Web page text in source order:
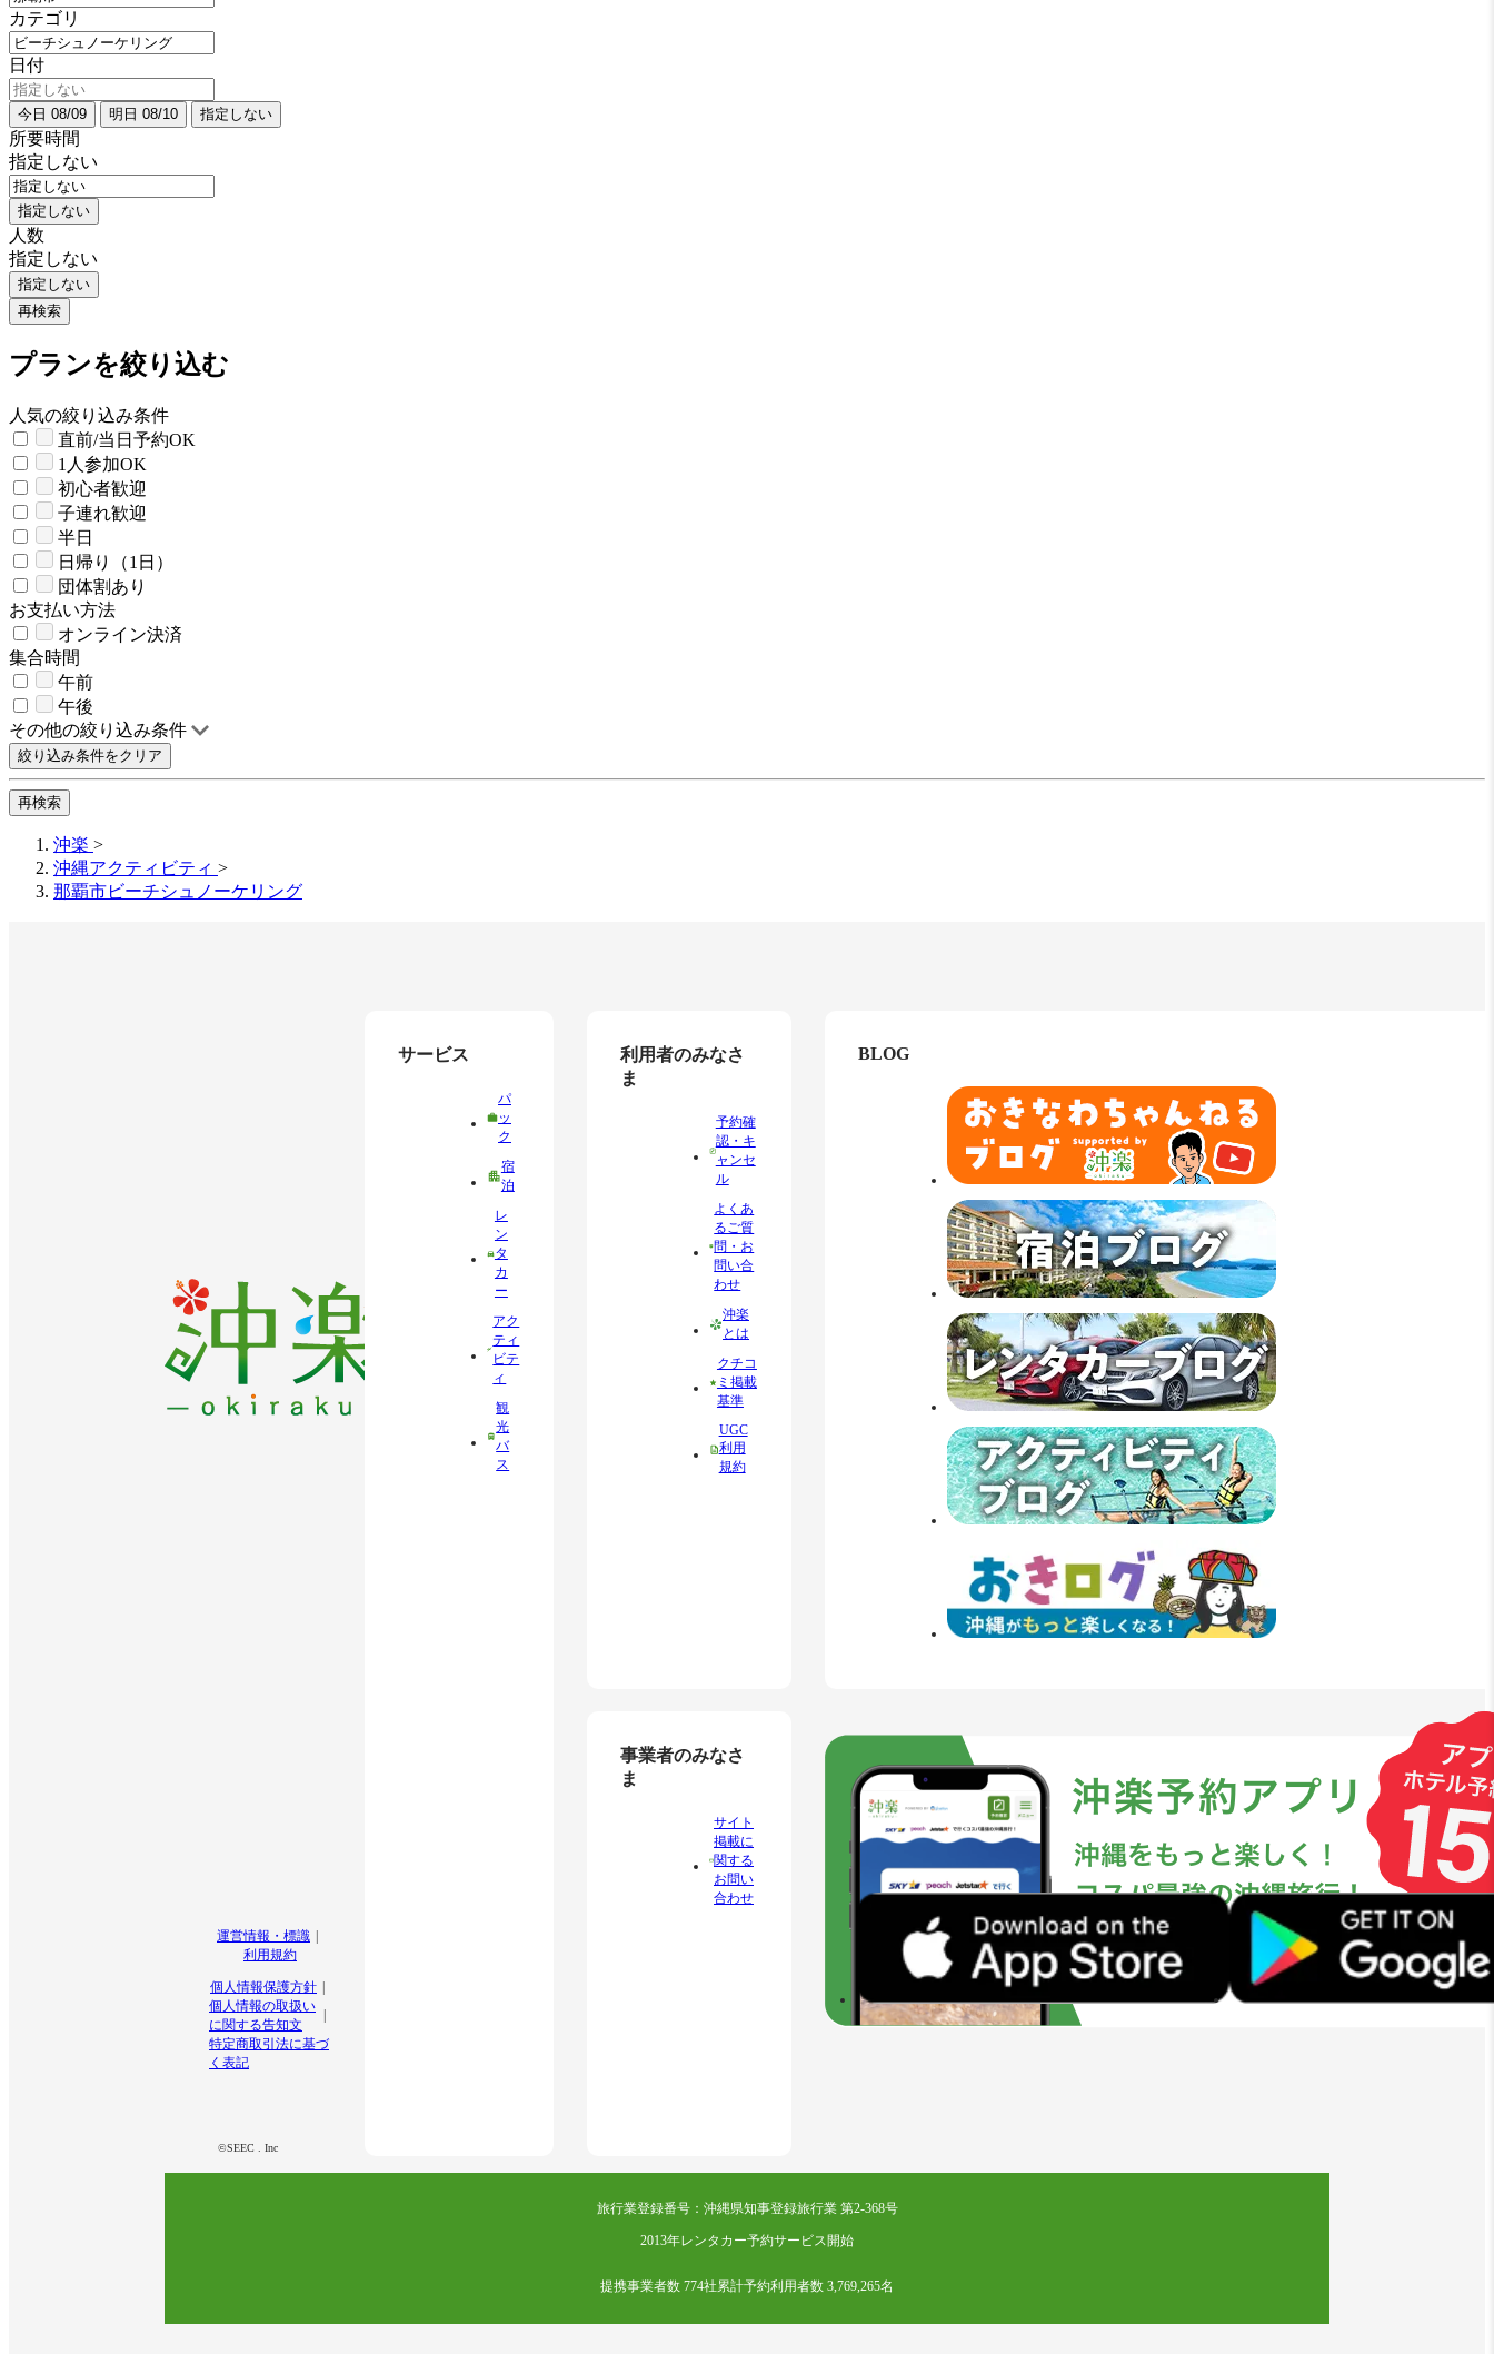
カテゴリ
日付
今日 08/09 明日 08/10 指定しない
所要時間
指定しない
指定しない
人数
指定しない
指定しない
再検索
プランを絞り込む
人気の絞り込み条件
直前/当日予約OK
1人参加OK
初心者歓迎
子連れ歓迎
半日
日帰り（1日）
団体割あり
お支払い方法
オンライン決済
集合時間
午前
午後
その他の絞り込み条件
絞り込み条件をクリア
再検索
沖楽 >
沖縄アクティビティ >
那覇市ビーチシュノーケリング
サービス
パ
ッ
ク
宿
泊
レ
ン
タ
カ
ー
アク
ティ
ビテ
ィ
観
光
バ
ス
利用者のみなさ
ま
予約確
認・キ
ャンセ
ル
よくあ
るご質
問・お
問い合
わせ
沖楽
とは
クチコ
ミ掲載
基準
UGC
利用
規約
事業者のみなさ
ま
サイト
掲載に
関する
お問い
合わせ
BLOG
運営情報・標識
利用規約
個人情報保護方針
個人情報の取扱い
に関する告知文
特定商取引法に基づ
く表記
©SEEC . Inc
旅行業登録番号：沖縄県知事登録旅行業 第2-368号
2013年レンタカー予約サービス開始
提携事業者数 774社累計予約利用者数 3,769,265名